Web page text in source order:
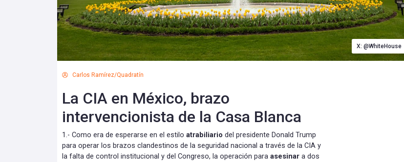
X: @WhiteHouse
Carlos Ramírez/Quadratín
La CIA en México, brazo
intervencionista de la Casa Blanca
1.- Como era de esperarse en el estilo atrabiliario del presidente Donald Trump
para operar los brazos clandestinos de la seguridad nacional a través de la CIA y
la falta de control institucional y del Congreso, la operación para asesinar a dos